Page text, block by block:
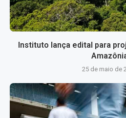
Instituto lança edital para
25 de maio de